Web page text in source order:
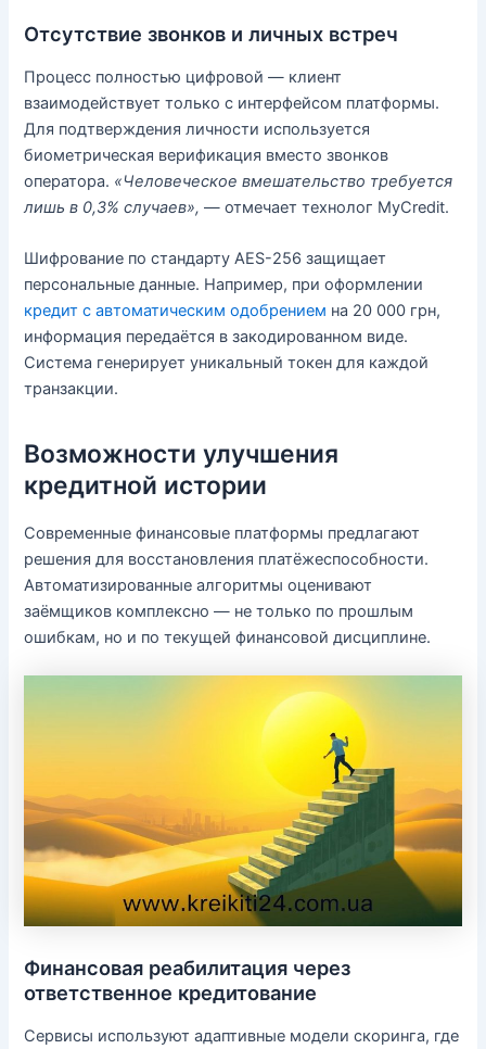
Отсутствие звонков и личных встреч
Процесс полностью цифровой — клиент
взаимодействует только с интерфейсом платформы.
Для подтверждения личности используется
биометрическая верификация вместо звонков
оператора. «Человеческое вмешательство требуется
лишь в 0,3% случаев», — отмечает технолог MyCredit.
Шифрование по стандарту AES-256 защищает
персональные данные. Например, при оформлении
кредит с автоматическим одобрением на 20 000 грн,
информация передаётся в закодированном виде.
Система генерирует уникальный токен для каждой
транзакции.
Возможности улучшения
кредитной истории
Современные финансовые платформы предлагают
решения для восстановления платёжеспособности.
Автоматизированные алгоритмы оценивают
заёмщиков комплексно — не только по прошлым
ошибкам, но и по текущей финансовой дисциплине.
Финансовая реабилитация через
ответственное кредитование
Сервисы используют адаптивные модели скоринга, где